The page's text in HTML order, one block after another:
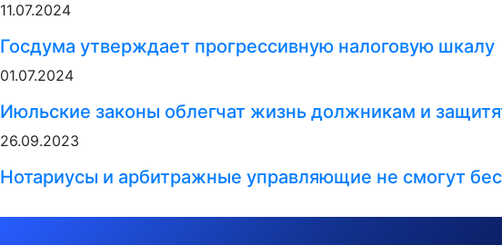
11.07.2024
Госдума утверждает прогрессивную налоговую шкалу
01.07.2024
Июльские законы облегчат жизнь должникам и
26.09.2023
Нотариусы и арбитражные управляющие не смогут